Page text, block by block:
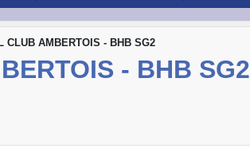
CLUB AMBERTOIS - BHB SG2
- BHB SG2